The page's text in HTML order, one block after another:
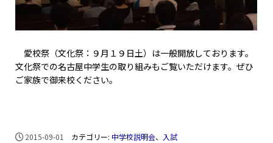
愛校祭（文化祭：９月１９日土）は一般開放しております。
文化祭での名古屋中学生の取り組みもご覧いただけます。ぜひ
ご家族で御来校ください。
2015-09-01 カテゴリー:中学校説明会、 入試